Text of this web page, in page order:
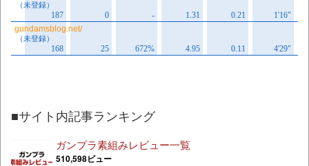
■サイト内記事ランキング
ガンプラ素組みレビュー一覧
510,598ビュー